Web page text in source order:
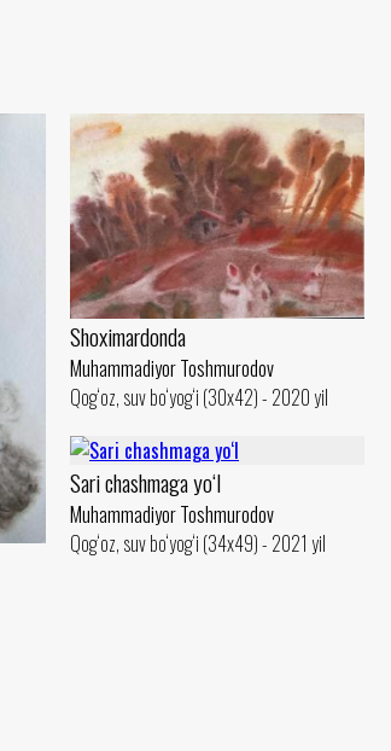
Shoximardonda
Muhammadiyor Toshmurodov
Qog‘oz, suv bo‘yog‘i (30x42) - 2020 yil
Sari chashmaga yo‘l
Muhammadiyor Toshmurodov
Qog‘oz, suv bo‘yog‘i (34x49) - 2021 yil